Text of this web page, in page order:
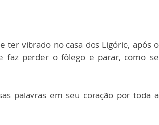
ter vibrado no casa dos Ligório, após o
faz perder o fôlego e parar, como se
palavras em seu coração por toda a